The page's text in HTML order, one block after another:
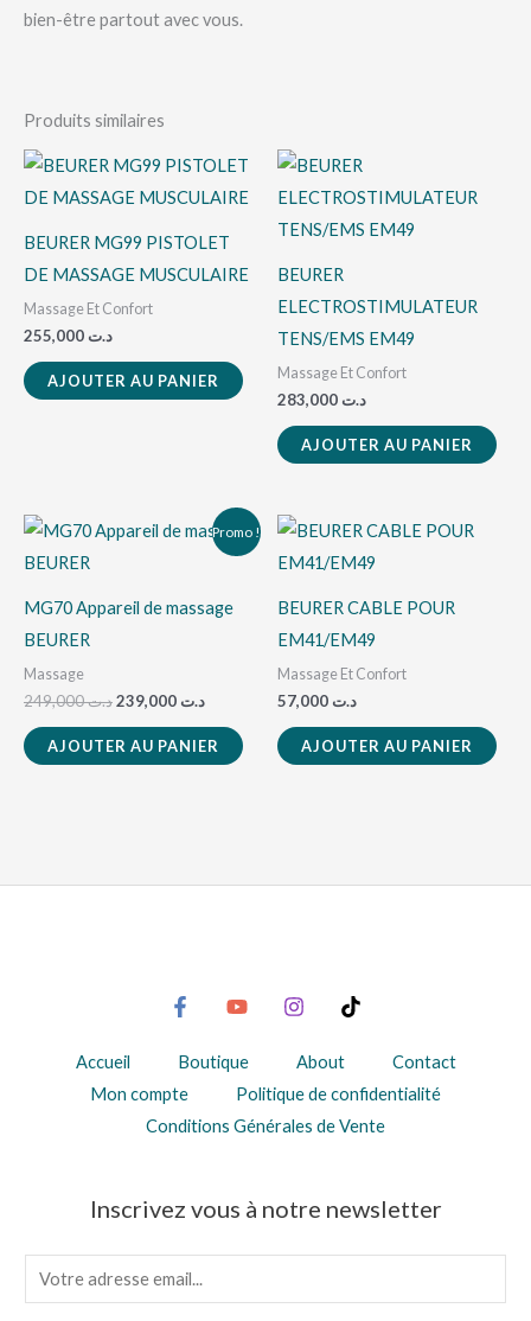
bien-être partout avec vous.
Produits similaires
BEURER MG99 PISTOLET
DE MASSAGE MUSCULAIRE
Massage Et Confort
د.ت
AJOUTER AU PANIER
BEURER
ELECTROSTIMULATEUR
TENS/EMS EM49
Massage Et Confort
د.ت
AJOUTER AU PANIER
Promo !
MG70 Appareil de massage
BEURER
Massage
د.ت249,000
prix
د.ت 249,000.
د.ت
Le
prix
actuel
د.ت 239,000.
AJOUTER AU PANIER
BEURER CABLE POUR
EM41/EM49
Massage Et Confort
د.ت
AJOUTER AU PANIER
Accueil Boutique About
Contact
Mon compte
Politique de confidentialité
Conditions Générales de Vente
Inscrivez vous à notre newsletter
m